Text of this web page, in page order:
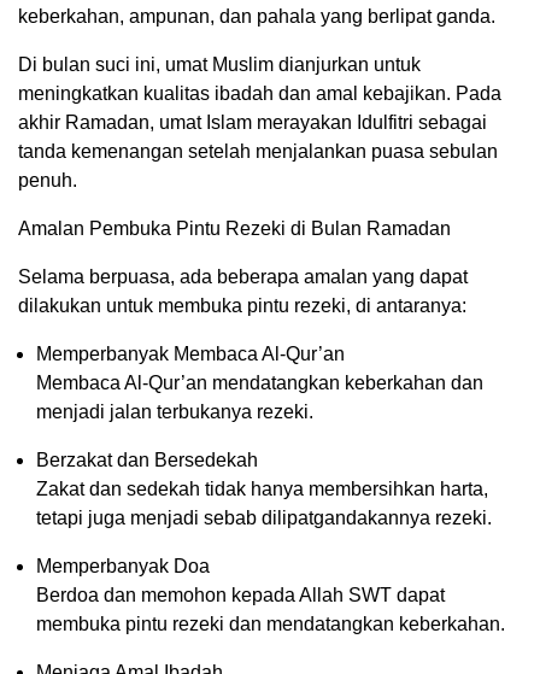
keberkahan, ampunan, dan pahala yang berlipat ganda.
Di bulan suci ini, umat Muslim dianjurkan untuk
meningkatkan kualitas ibadah dan amal kebajikan. Pada
akhir Ramadan, umat Islam merayakan Idulfitri sebagai
tanda kemenangan setelah menjalankan puasa sebulan
penuh.
Amalan Pembuka Pintu Rezeki di Bulan Ramadan
Selama berpuasa, ada beberapa amalan yang dapat
dilakukan untuk membuka pintu rezeki, di antaranya:
Memperbanyak Membaca Al-Qur’an
Membaca Al-Qur’an mendatangkan keberkahan dan
menjadi jalan terbukanya rezeki.
Berzakat dan Bersedekah
Zakat dan sedekah tidak hanya membersihkan harta,
tetapi juga menjadi sebab dilipatgandakannya rezeki.
Memperbanyak Doa
Berdoa dan memohon kepada Allah SWT dapat
membuka pintu rezeki dan mendatangkan keberkahan.